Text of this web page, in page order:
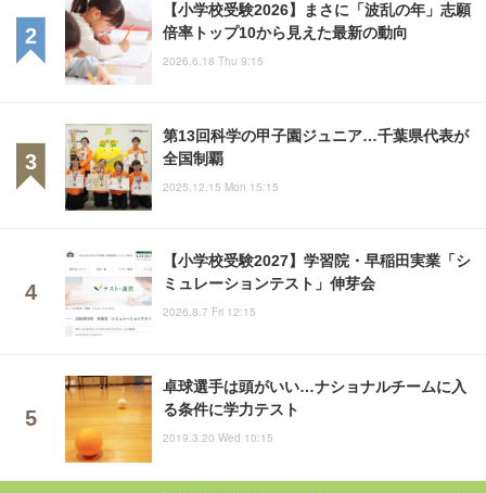
【小学校受験2026】まさに「波乱の年」志願
倍率トップ10から見えた最新の動向
2026.6.18 Thu 9:15
第13回科学の甲子園ジュニア…千葉県代表が
全国制覇
2025.12.15 Mon 15:15
【小学校受験2027】学習院・早稲田実業「シ
ミュレーションテスト」伸芽会
2026.8.7 Fri 12:15
卓球選手は頭がいい…ナショナルチームに入
る条件に学力テスト
2019.3.20 Wed 10:15